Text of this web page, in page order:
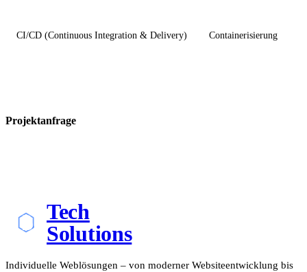
CI/CD (Continuous Integration & Delivery) Containerisierung
Projektanfrage
Tech
Solutions
Individuelle Weblösungen – von moderner Websiteentwicklung bis